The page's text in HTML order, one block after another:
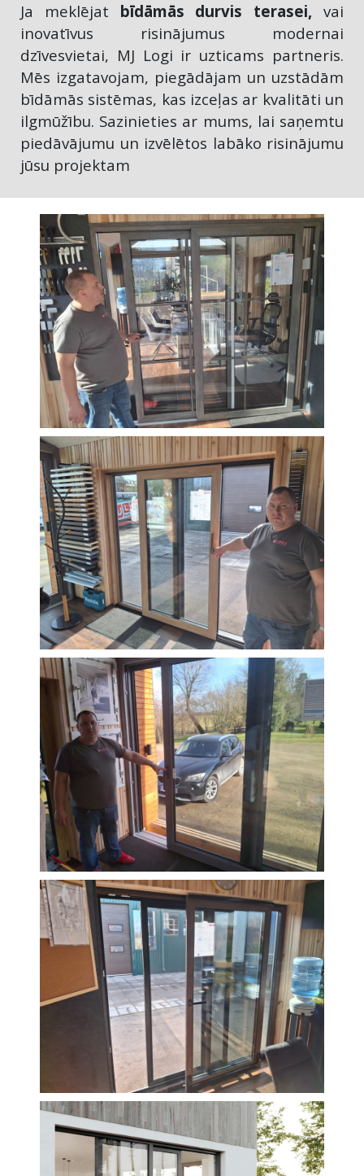
Ja meklējat bīdāmās durvis terasei, vai
inovatīvus risinājumus modernai
dzīvesvietai, MJ Logi ir uzticams partneris.
Mēs izgatavojam, piegādājam un uzstādām
bīdāmās sistēmas, kas izceļas ar kvalitāti un
ilgmūžību. Sazinieties ar mums, lai saņemtu
piedāvājumu un izvēlētos labāko risinājumu
jūsu projektam